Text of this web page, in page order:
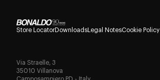
Store LocatorDownloadsLegal NotesCookie Policy
Via Straelle, 3
35010 Villanova